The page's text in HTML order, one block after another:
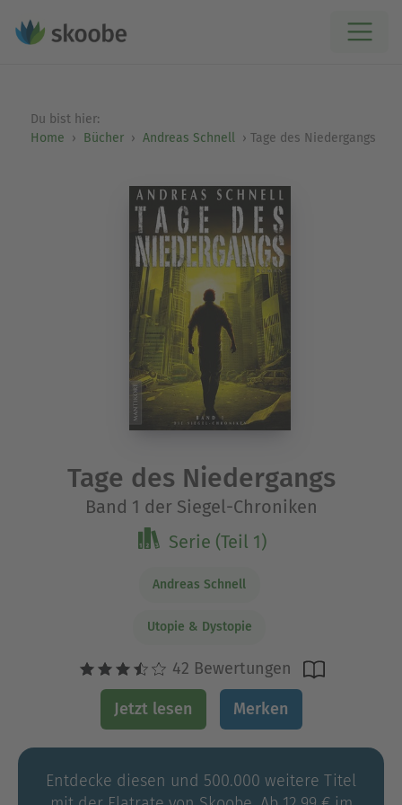
Du bist hier:
Home
Bücher Andreas Schnell Tage des Niedergangs
Tage des Niedergangs
Band 1 der Siegel-Chroniken
Serie (Teil 1)
Andreas Schnell
Utopie & Dystopie
42 Bewertungen
Jetzt lesen Merken
Entdecke diesen und 500.000 weitere Titel